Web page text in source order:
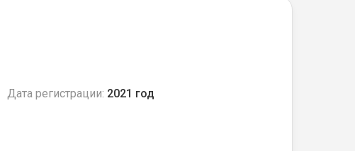
Дата регистрации: 2021 год